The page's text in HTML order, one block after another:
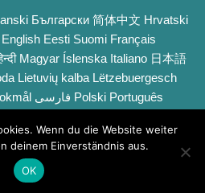
Български 简体中文 Hrvatski
English Eesti Suomi Français
Magyar Íslenska Italiano 日本語
Lietuvių kalba Lëtzebuergesch
فارسی Polski Português
ไทย Türkçe Українська
Wenn du die Website weiter
deinem Einverständnis aus.
OK